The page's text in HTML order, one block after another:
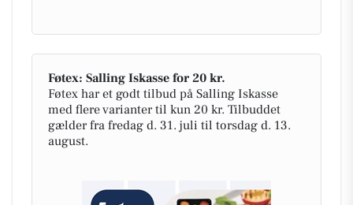
Føtex: Salling Iskasse for 20 kr.
Føtex har et godt tilbud på Salling Iskasse
med flere varianter til kun 20 kr. Tilbuddet
gælder fra fredag d. 31. juli til torsdag d. 13.
august.